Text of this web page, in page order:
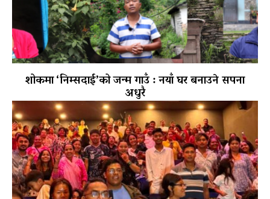
शोकमा ‘निम्सदाई’को जन्म गाउँ : नयाँ घर बनाउने सपना
अधुरै